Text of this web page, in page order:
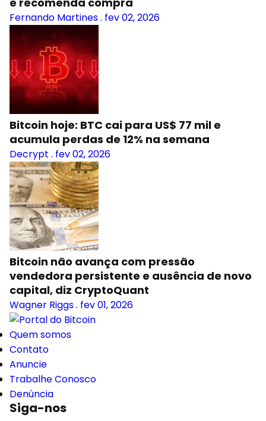
Fernando Martines. fev 02, 2026
Bitcoin hoje: BTC cai para US$ 77 mil e
acumula perdas de 12% na semana
Decrypt . fev 02, 2026
Bitcoin não avança com pressão
vendedora persistente e ausência de novo
capital, diz CryptoQuant
Wagner Riggs. fev 01, 2026
Quem somos
Contato
Anuncie
Trabalhe Conosco
Denúncia
Siga-nos